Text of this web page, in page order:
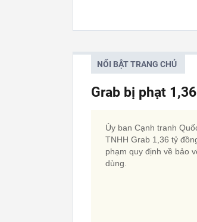
NỔI BẬT TRANG CHỦ
Grab bị phạt
Ủy ban Cạnh tranh
TNHH Grab 1,36 tỷ
phạm quy định về bảo
dùng.